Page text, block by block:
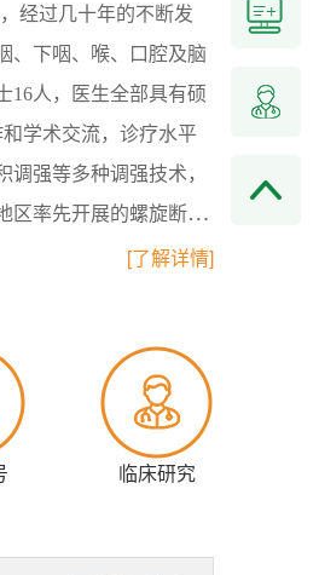
经过几十年的不断发
、下咽、喉、口腔及脑
16人，医生全部具有硕
学术交流，诊疗水平
强等多种调强技术，
区率先开展的螺旋断层
您携手为健康而努力！
[了解详情]
临床研究